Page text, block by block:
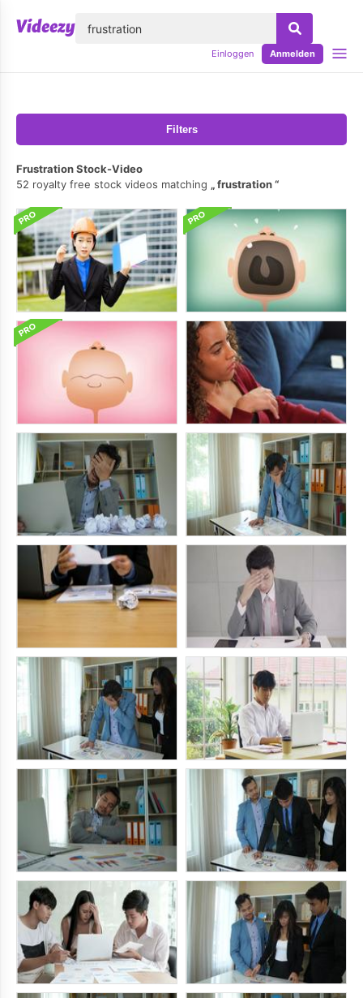
Einloggen Anmelden
Filters
Frustration Stock-Video
52 royalty free stock videos matching
frustration